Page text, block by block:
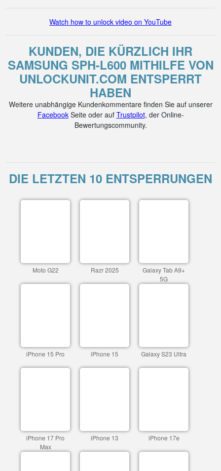
Watch how to unlock video on YouTube
KUNDEN, DIE KÜRZLICH IHR
SAMSUNG SPH-L600 MITHILFE VON
UNLOCKUNIT.COM ENTSPERRT
HABEN
Weitere unabhängige Kundenkommentare finden Sie auf unserer
FacebookSeite oder auf Trustpilot, der Online-
Bewertungscommunity.
DIE LETZTEN 10 ENTSPERRUNGEN
Moto G22 Razr 2025
Galaxy Tab A9+
5G
iPhone 15 Pro iPhone 15 Galaxy S23 Ultra
iPhone 17 Pro
Max
iPhone 13 iPhone 17e